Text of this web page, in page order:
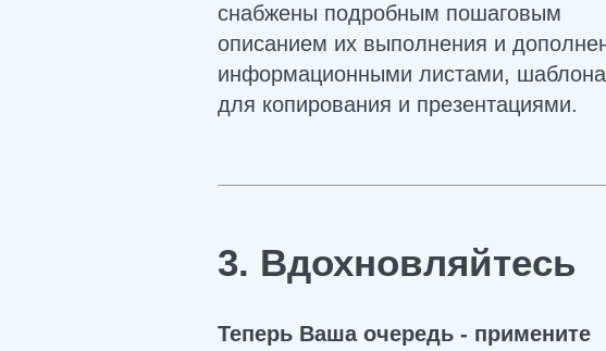
снабжены подробным пошаговым
описанием их выполнения и
информационными листами,
для копирования и презентациями.
3. Вдохновляйтесь
Теперь Ваша очередь - примените